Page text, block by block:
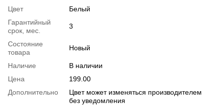
Цвет
Белый
Гарантийный
срок, мес.
3
Состояние
товара
Новый
Наличие
В наличии
Цена
199.00
Дополнительно
Цвет может изменяться производителем
без уведомления